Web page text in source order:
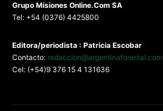
Grupo Misiones Online.Com SA
Tel: +54 (0376) 4425800
Editora/periodista : Patricia Escobar
Contacto: redaccion@argentinaforestal.com
Cel: (+54)9 376 15 4 131636